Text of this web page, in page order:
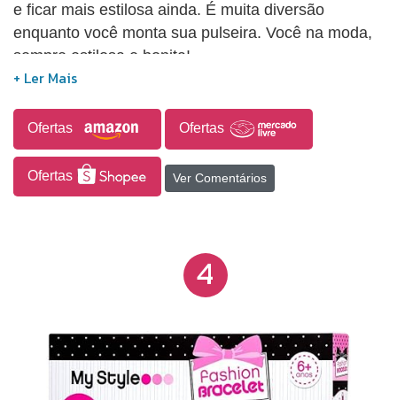
e ficar mais estilosa ainda. É muita diversão
enquanto você monta sua pulseira. Você na moda,
sempre estilosa e bonita!
Ofertas Ofertas
Ofertas Ver Comentários
4